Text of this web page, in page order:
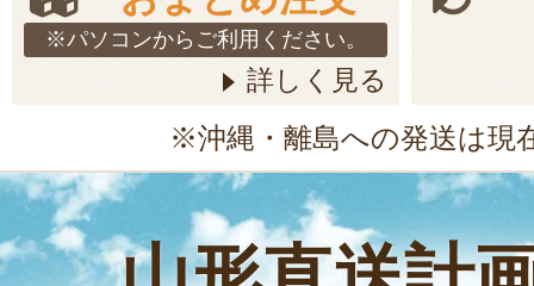
※パソコンからご利用ください。
詳しく見る
※沖縄・離島への発送は現